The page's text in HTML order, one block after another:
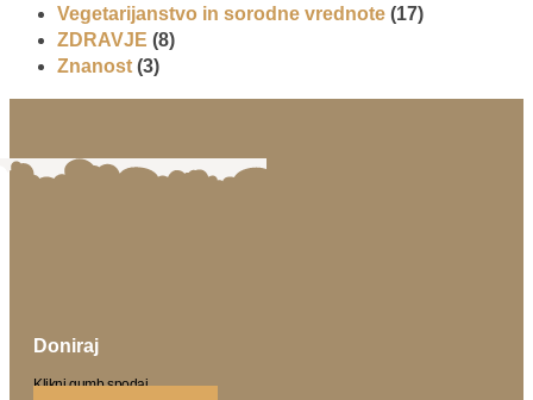
Vegetarijanstvo in sorodne vrednote (17)
ZDRAVJE (8)
Znanost (3)
Doniraj
Klikni gumb spodaj.